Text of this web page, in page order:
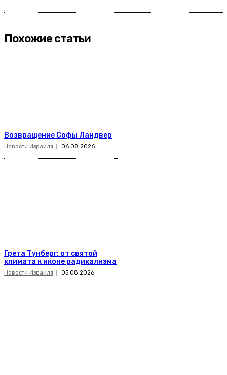
Похожие статьи
Возвращение Софы Ландвер
Новости Израиля 06.08.2026
Грета Тунберг: от святой
климата к иконе радикализма
Новости Израиля 05.08.2026